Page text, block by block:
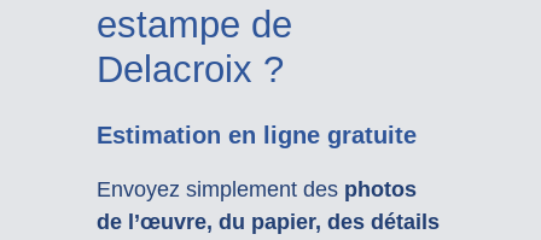
estampe de
Delacroix ?
Estimation en ligne gratuite
Envoyez simplement des photos
de l’œuvre, du papier, des détails